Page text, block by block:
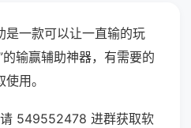
是一款可以让一直输的玩
输赢辅助神器，有需要的
用。
549552478 进群获取软